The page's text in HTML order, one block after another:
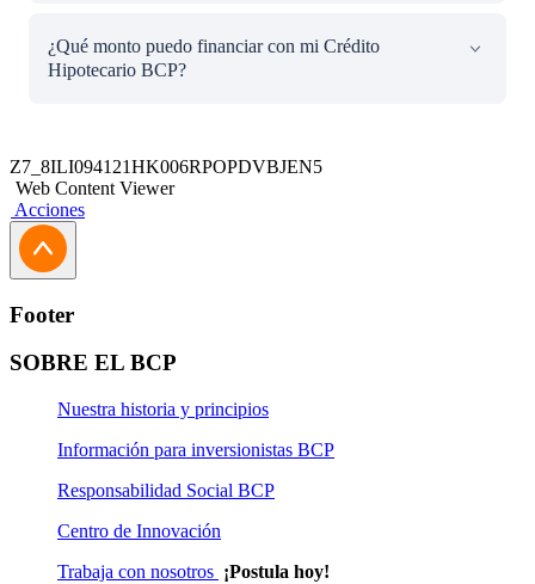
dobles en julio y diciembre si así lo deseas.
¿Qué monto puedo financiar con mi Crédito
Hipotecario BCP?
el monto que tu capacidad de pago permita.
Z7_8ILI094121HK006RPOPDVBJEN5
Web Content Viewer
Acciones
Footer
SOBRE EL BCP
Nuestra historia y principios
Información para inversionistas BCP
Responsabilidad Social BCP
Centro de Innovación
Trabaja con nosotros ¡Postula hoy!